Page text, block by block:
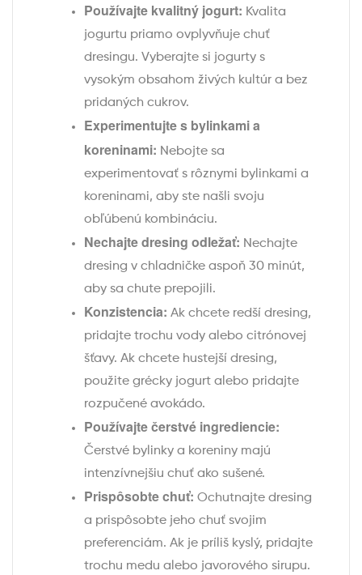
Používajte kvalitný jogurt: Kvalita
jogurtu priamo ovplyvňuje chuť
dresingu. Vyberajte si jogurty s
vysokým obsahom živých kultúr a bez
pridaných cukrov.
Experimentujte s bylinkami a
koreninami: Nebojte sa
experimentovať s rôznymi bylinkami a
koreninami, aby ste našli svoju
obľúbenú kombináciu.
Nechajte dresing odležať: Nechajte
dresing v chladničke aspoň 30 minút,
aby sa chute prepojili.
Konzistencia: Ak chcete redší dresing,
pridajte trochu vody alebo citrónovej
šťavy. Ak chcete hustejší dresing,
použite grécky jogurt alebo pridajte
rozpučené avokádo.
Používajte čerstvé ingrediencie:
Čerstvé bylinky a koreniny majú
intenzívnejšiu chuť ako sušené.
Prispôsobte chuť: Ochutnajte dresing
a prispôsobte jeho chuť svojim
preferenciám. Ak je príliš kyslý, pridajte
trochu medu alebo javorového sirupu.